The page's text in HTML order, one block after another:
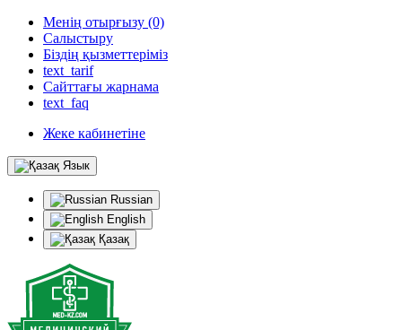
Менің отырғызу (0)
Салыстыру
Біздің қызметтеріміз
text_tarif
Сайттағы жарнама
text_faq
Жеке кабинетіне
Язык
Russian
English
Қазақ